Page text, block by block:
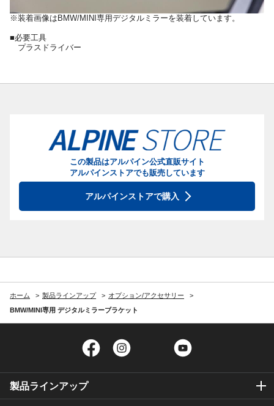
※装着画像はBMW/MINI専用デジタルミラーを装着しています。
■必要工具
プラスドライバー
この製品はアルパイン公式直販サイト
アルパインストアでも販売しています
アルパインストアで購入
ホーム 製品ラインアップ
オプション/アクセサリー
BMW/MINI専用 デジタルミラーブラケット
Facebook Twitter
製品ラインアップ